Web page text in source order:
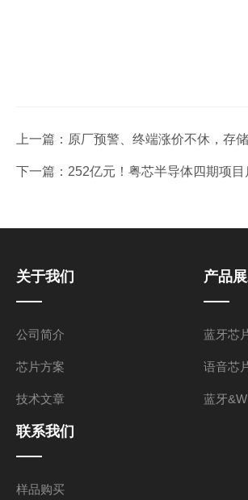
上一篇： 原厂预警、终端涨价不休，存
下一篇： 252亿元！粤芯半导体四期项
关于我们
公司简介
芯片方案
技术文章
产品
蓝牙芯
语音芯
蓝牙
联系我们
样品购买